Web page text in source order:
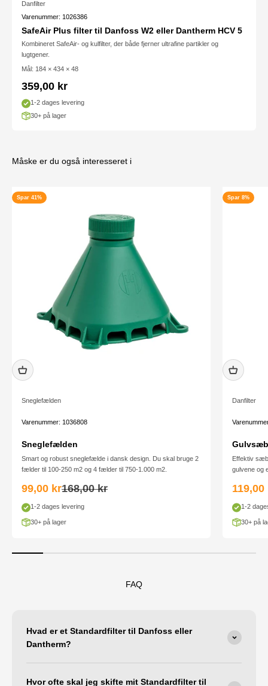
Danfilter
Varenummer: 1026386
SafeAir Plus filter til Danfoss W2 eller Dantherm HCV 5
Kombineret SafeAir- og kulfilter, der både fjerner ultrafine partikler og
lugtgener.
Mål: 184 × 434 × 48
Salgspris
359,00 kr
1-2 dages levering
30+ på lager
Måske er du også interesseret i
Spar 41%
Sneglefælden
Varenummer: 1036808
Sneglefælden
Smart og robust sneglefælde i dansk design. Du skal bruge 2
fælder til 100-250 m2 og 4 fælder til 750-1.000 m2.
Salgspris
99,00 krNormalpris
168,00 kr
1-2 dages levering
30+ på lager
Spar 8%
Danfilter
Effektiv
gulvene og
119,00
1-2
30+ på
FAQ
Hvad er et Standardfilter til Danfoss eller
Dantherm?
Hvor ofte skal jeg skifte mit Standardfilter til